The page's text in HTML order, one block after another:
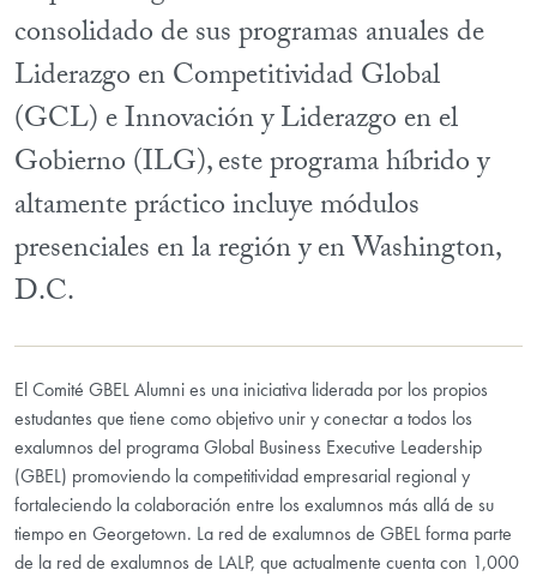
consolidado de sus programas anuales de
Liderazgo en Competitividad Global
(GCL) e Innovación y Liderazgo en el
Gobierno (ILG), este programa híbrido y
altamente práctico incluye módulos
presenciales en la región y en Washington,
D.C.
El Comité GBEL Alumni es una iniciativa liderada por los propios
estudantes que tiene como objetivo unir y conectar a todos los
exalumnos del programa Global Business Executive Leadership
(GBEL) promoviendo la competitividad empresarial regional y
fortaleciendo la colaboración entre los exalumnos más allá de su
tiempo en Georgetown. La red de exalumnos de GBEL forma parte
de la red de exalumnos de LALP, que actualmente cuenta con 1,000